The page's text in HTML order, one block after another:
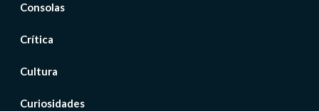
Consolas
Crítica
Cultura
Curiosidades